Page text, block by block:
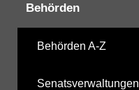
Behörden
Behörden A-Z
Senatsverwaltungen